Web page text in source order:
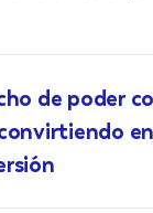
de poder